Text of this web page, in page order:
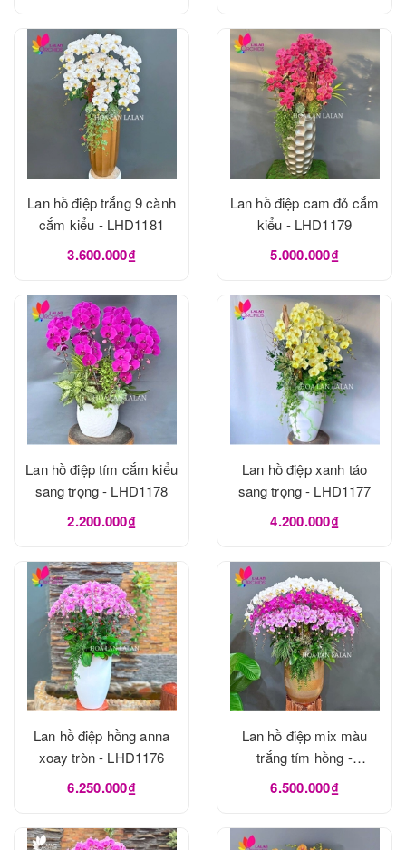
Lan hồ điệp trắng 9 cành
cắm kiểu - LHD1181
3.600.000₫
Lan hồ điệp cam đỏ cắm
kiểu - LHD1179
5.000.000₫
Lan hồ điệp tím cắm kiểu
sang trọng - LHD1178
2.200.000₫
Lan hồ điệp xanh táo
sang trọng - LHD1177
4.200.000₫
Lan hồ điệp hồng anna
xoay tròn - LHD1176
6.250.000₫
Lan hồ điệp mix màu
trắng tím hồng -
LHD1175
6.500.000₫